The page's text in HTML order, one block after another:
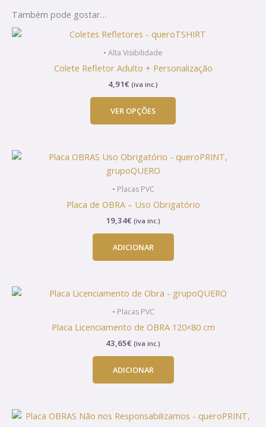
Também pode gostar…
• Alta Visibilidade
Colete Refletor Adulto + Personalização
4,91€ (iva inc.)
VER OPÇÕES
This
multiple
The
chosen
page
• Placas PVC
Placa de OBRA – Uso Obrigatório
19,34€ (iva inc.)
ADICIONAR
• Placas PVC
Placa Licenciamento de OBRA 120×80 cm
43,65€ (iva inc.)
ADICIONAR